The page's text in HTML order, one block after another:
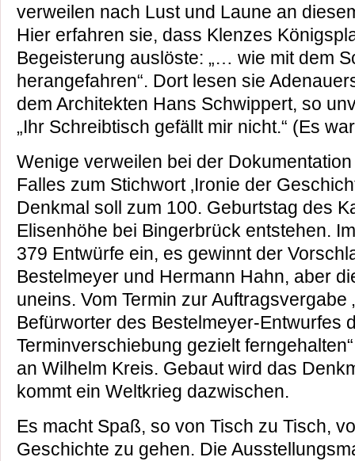
verweilen nach Lust und Laune an
Hier erfahren sie, dass Klenzes
Begeisterung auslöste: „… wie mit dem
herangefahren“. Dort lesen sie
dem Architekten Hans Schwippert, so
„Ihr Schreibtisch gefällt mir nicht.“ (Es
Wenige verweilen bei der
Falles zum Stichwort ‚Ironie der
Denkmal soll zum 100. Geburtstag des
Elisenhöhe bei Bingerbrück entstehen.
379 Entwürfe ein, es gewinnt der
Bestelmeyer und Hermann Hahn, aber
uneins. Vom Termin zur Auftragsvergabe
Befürworter des Bestelmeyer-Entwurfes
Terminverschiebung gezielt
an Wilhelm Kreis. Gebaut wird das
kommt ein Weltkrieg dazwischen.
Es macht Spaß, so von Tisch zu Tisch,
Geschichte zu gehen. Die